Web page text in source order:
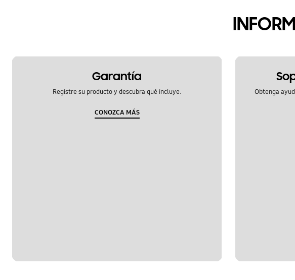
Garantía
Registre su producto y descubra qué incluye.
CONOZCA MÁS
Obtenga